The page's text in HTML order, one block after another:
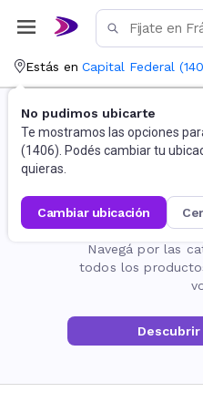
Estás en Capital Federal (
No pudimos ubicarte
Te mostramos las opciones
(1406). Podés cambiar tu
quieras.
cambiar ubicación
La
Navegá por las
todos los